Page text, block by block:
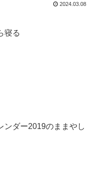
2024.03.08
寝る
ダー2019のままやし